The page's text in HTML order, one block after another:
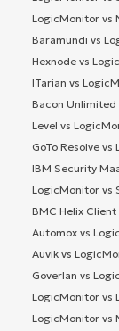
LogicMonitor vs
Baramundi vs
Hexnode vs
ITarian vs
Bacon
Level vs
GoTo Resolve
IBM Security
LogicMonitor vs
BMC Helix
Automox vs
Auvik vs
Goverlan vs
LogicMonitor vs
LogicMonitor vs